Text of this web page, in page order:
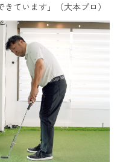
ています」（大本プロ）